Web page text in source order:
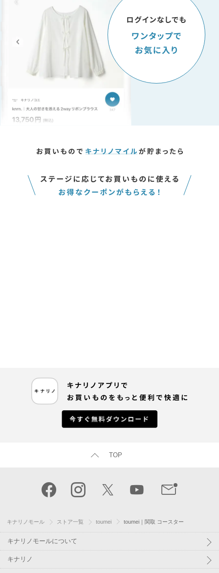
TOP
キナリノモール ストア一覧 toumei toumei｜関取 コースター
キナリノモールについて
キナリノ